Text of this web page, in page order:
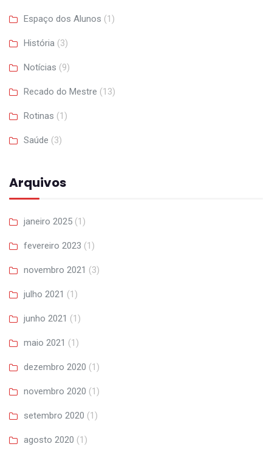
Espaço dos Alunos (1)
História (3)
Notícias (9)
Recado do Mestre (13)
Rotinas (1)
Saúde (3)
Arquivos
janeiro 2025 (1)
fevereiro 2023 (1)
novembro 2021 (3)
julho 2021 (1)
junho 2021 (1)
maio 2021 (1)
dezembro 2020 (1)
novembro 2020 (1)
setembro 2020 (1)
agosto 2020 (1)